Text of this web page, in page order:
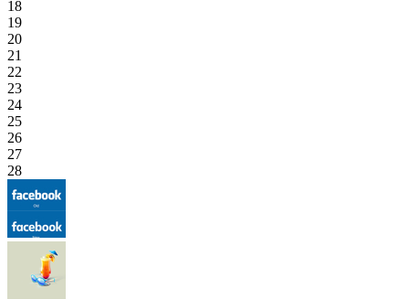
18
19
20
21
22
23
24
25
26
27
28